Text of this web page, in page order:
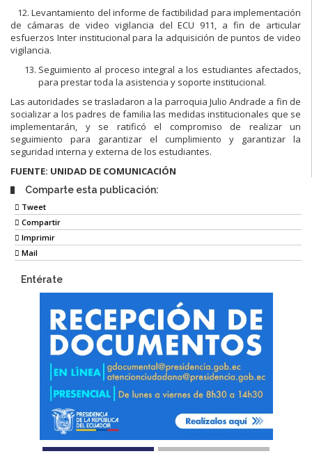
12. Levantamiento del informe de factibilidad para implementación
de cámaras de video vigilancia del ECU 911, a fin de articular
esfuerzos Inter institucional para la adquisición de puntos de video
vigilancia.
Seguimiento al proceso integral a los estudiantes afectados,
para prestar toda la asistencia y soporte institucional.
Las autoridades se trasladaron a la parroquia Julio Andrade a fin de
socializar a los padres de familia las medidas institucionales que se
implementarán, y se ratificó el compromiso de realizar un
seguimiento para garantizar el cumplimiento y garantizar la
seguridad interna y externa de los estudiantes.
FUENTE: UNIDAD DE COMUNICACIÓN
Comparte esta publicación:
Tweet
Compartir
Imprimir
Mail
Entérate